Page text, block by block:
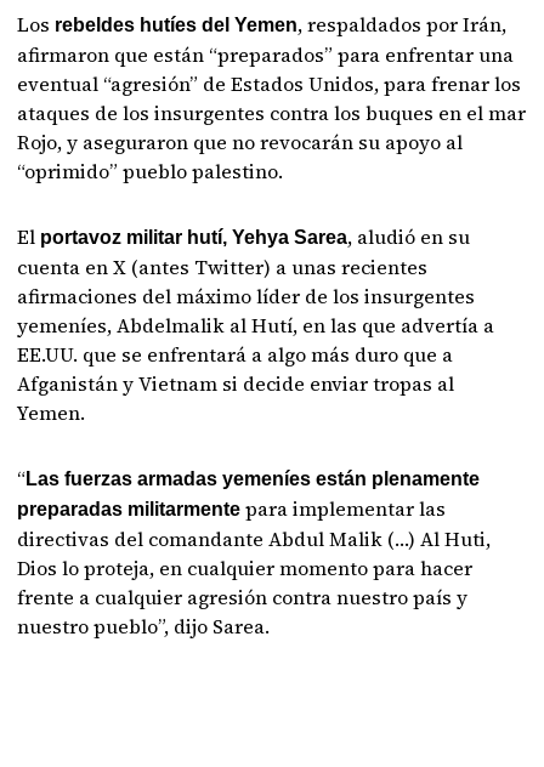
Los rebeldes hutíes del Yemen, respaldados por Irán,
afirmaron que están “preparados” para enfrentar una
eventual “agresión” de Estados Unidos, para frenar los
ataques de los insurgentes contra los buques en el mar
Rojo, y aseguraron que no revocarán su apoyo al
“oprimido” pueblo palestino.
El portavoz militar hutí, Yehya Sarea, aludió en su
cuenta en X (antes Twitter) a unas recientes
afirmaciones del máximo líder de los insurgentes
yemeníes, Abdelmalik al Hutí, en las que advertía a
EE.UU. que se enfrentará a algo más duro que a
Afganistán y Vietnam si decide enviar tropas al
Yemen.
“Las fuerzas armadas yemeníes están plenamente
preparadas militarmente para implementar las
directivas del comandante Abdul Malik (…) Al Huti,
Dios lo proteja, en cualquier momento para hacer
frente a cualquier agresión contra nuestro país y
nuestro pueblo”, dijo Sarea.